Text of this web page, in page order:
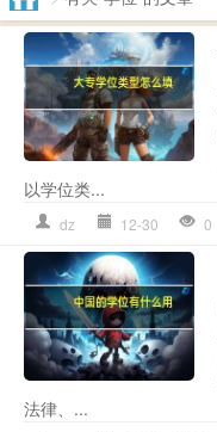
以学位类...
dz 12-30 0
法律、...